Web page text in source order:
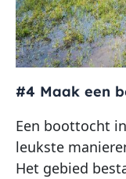
#4 Maak een
Een boottocht
leukste
Het gebied